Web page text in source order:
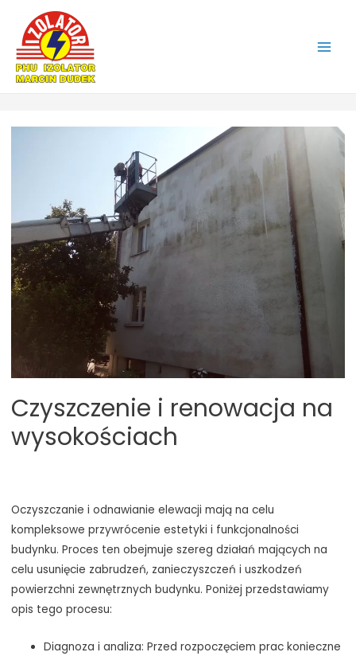
Czyszczenie i renowacja na
wysokościach
Oczyszczanie i odnawianie elewacji mają na celu
kompleksowe przywrócenie estetyki i funkcjonalności
budynku. Proces ten obejmuje szereg działań mających na
celu usunięcie zabrudzeń, zanieczyszczeń i uszkodzeń
powierzchni zewnętrznych budynku. Poniżej przedstawiamy
opis tego procesu:
Diagnoza i analiza: Przed rozpoczęciem prac konieczne